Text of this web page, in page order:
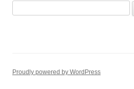
Proudly powered by WordPress